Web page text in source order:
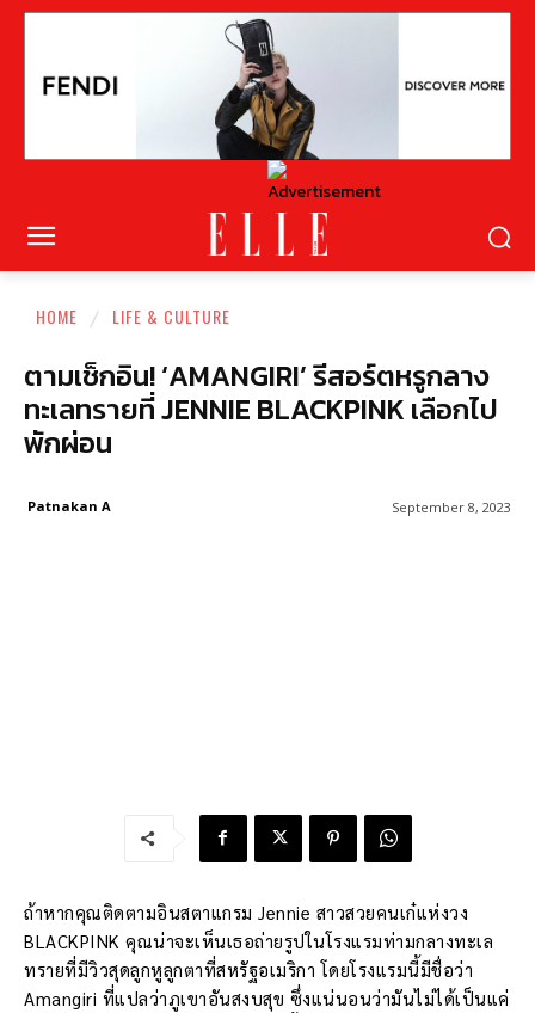
HOME LIFE & CULTURE
ตามเช็กอิน! ‘AMANGIRI’ รีสอร์ตหรูกลาง
ทะเลทรายที่ JENNIE BLACKPINK เลือกไป
พักผ่อน
September 8, 2023
Patnakan A
ถ้าหากคุณติดตามอินสตาแกรม Jennie สาวสวยคนเก๋แห่งวง
BLACKPINK คุณน่าจะเห็นเธอถ่ายรูปในโรงแรมท่ามกลางทะเล
ทรายที่มีวิวสุดลูกหูลูกตาที่สหรัฐอเมริกา โดยโรงแรมนี้มีชื่อว่า
Amangiri ที่แปลว่าภูเขาอันสงบสุข ซึ่งแน่นอนว่ามันไม่ได้เป็นแค่